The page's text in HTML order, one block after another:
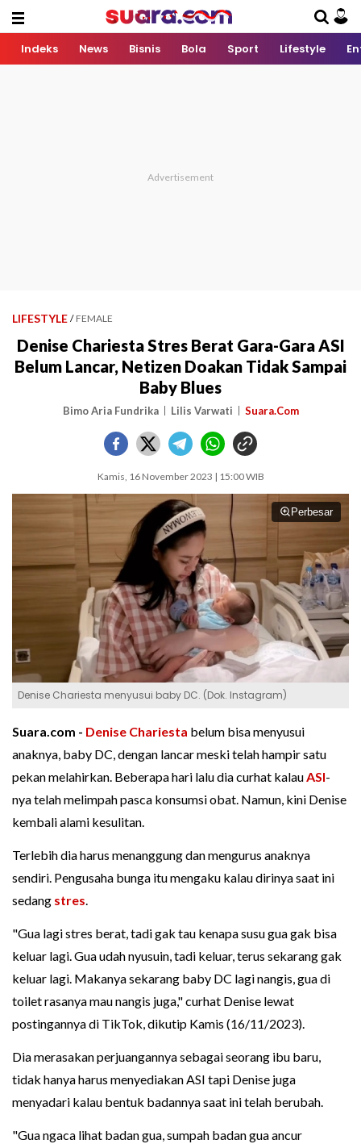
Indeks News Bisnis Bola Sport Lifestyle
LIFESTYLE / FEMALE
Denise Chariesta Stres Berat Gara-Gara ASI
Belum Lancar, Netizen Doakan Tidak Sampai
Baby Blues
Bimo Aria Fundrika Lilis Varwati Suara.Com
Kamis, 16 November 2023 | 15:00 WIB
Perbesar
Denise Chariesta menyusui baby DC. (Dok. Instagram)
Suara.com - Denise Chariesta belum bisa menyusui
anaknya, baby DC, dengan lancar meski telah hampir satu
pekan melahirkan. Beberapa hari lalu dia curhat kalauASI-
nya telah melimpah pasca konsumsi obat. Namun, kini Denise
kembali alami kesulitan.
Terlebih dia harus menanggung dan mengurus anaknya
sendiri. Pengusaha bunga itu mengaku kalau dirinya saat ini
sedang stres.
"Gua lagi stres berat, tadi gak tau kenapa susu gua gak bisa
keluar lagi. Gua udah nyusuin, tadi keluar, terus sekarang gak
keluar lagi. Makanya sekarang baby DC lagi nangis, gua di
toilet rasanya mau nangis juga," curhat Denise lewat
postingannya di TikTok, dikutip Kamis (16/11/2023).
Dia merasakan perjuangannya sebagai seorang ibu baru,
tidak hanya harus menyediakan ASI tapi Denise juga
menyadari kalau bentuk badannya saat ini telah berubah.
"Gua ngaca lihat badan gua, sumpah badan gua ancur